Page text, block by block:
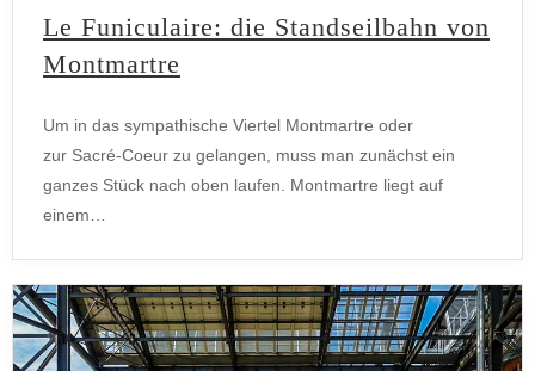
Le Funiculaire: die Standseilbahn von
Montmartre
Um in das sympathische Viertel Montmartre oder
zur Sacré-Coeur zu gelangen, muss man zunächst ein
ganzes Stück nach oben laufen. Montmartre liegt auf
einem…